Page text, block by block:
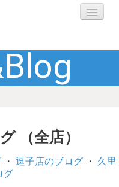
（全店）
・ 逗子店のブログ ・ 久里
グ